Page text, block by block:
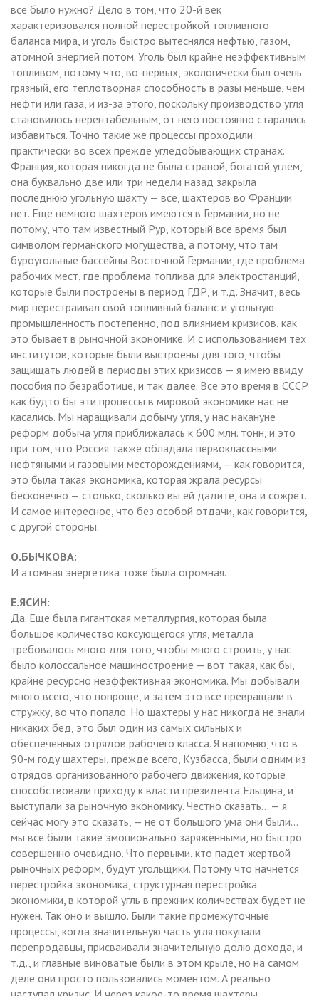
все было нужно? Дело в том, что 20-й век
характеризовался полной перестройкой топливного
баланса мира, и уголь быстро вытеснялся нефтью, газом,
атомной энергией потом. Уголь был крайне неэффективным
топливом, потому что, во-первых, экологически был очень
грязный, его теплотворная способность в разы меньше, чем
нефти или газа, и из-за этого, поскольку производство угля
становилось нерентабельным, от него постоянно старались
избавиться. Точно такие же процессы проходили
практически во всех прежде угледобывающих странах.
Франция, которая никогда не была страной, богатой углем,
она буквально две или три недели назад закрыла
последнюю угольную шахту — все, шахтеров во Франции
нет. Еще немного шахтеров имеются в Германии, но не
потому, что там известный Рур, который все время был
символом германского могущества, а потому, что там
буроугольные бассейны Восточной Германии, где проблема
рабочих мест, где проблема топлива для электростанций,
которые были построены в период ГДР, и т.д. Значит, весь
мир перестраивал свой топливный баланс и угольную
промышленность постепенно, под влиянием кризисов, как
это бывает в рыночной экономике. И с использованием тех
институтов, которые были выстроены для того, чтобы
защищать людей в периоды этих кризисов — я имею ввиду
пособия по безработице, и так далее. Все это время в СССР
как будто бы эти процессы в мировой экономике нас не
касались. Мы наращивали добычу угля, у нас накануне
реформ добыча угля приближалась к 600 млн. тонн, и это
при том, что Россия также обладала первоклассными
нефтяными и газовыми месторождениями, — как говорится,
это была такая экономика, которая жрала ресурсы
бесконечно — столько, сколько вы ей дадите, она и сожрет.
И самое интересное, что без особой отдачи, как говорится,
с другой стороны.
О.БЫЧКОВА:
И атомная энергетика тоже была огромная.
Е.ЯСИН:
Да. Еще была гигантская металлургия, которая была
большое количество коксующегося угля, металла
требовалось много для того, чтобы много строить, у нас
было колоссальное машиностроение — вот такая, как бы,
крайне ресурсно неэффективная экономика. Мы добывали
много всего, что попроще, и затем это все превращали в
стружку, во что попало. Но шахтеры у нас никогда не знали
никаких бед, это был один из самых сильных и
обеспеченных отрядов рабочего класса. Я напомню, что в
90-м году шахтеры, прежде всего, Кузбасса, были одним из
отрядов организованного рабочего движения, которые
способствовали приходу к власти президента Ельцина, и
выступали за рыночную экономику. Честно сказать… — я
сейчас могу это сказать, — не от большого ума они были…
мы все были такие эмоционально заряженными, но быстро
совершенно очевидно. Что первыми, кто падет жертвой
рыночных реформ, будут угольщики. Потому что начнется
перестройка экономика, структурная перестройка
экономики, в которой угль в прежних количествах будет не
нужен. Так оно и вышло. Были такие промежуточные
процессы, когда значительную часть угля покупали
перепродавцы, присваивали значительную долю дохода, и
т.д., и главные виноватые были в этом крыле, но на самом
деле они просто пользовались моментом. А реально